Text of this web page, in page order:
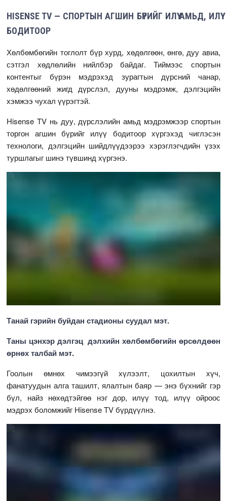
HISENSE TV — СПОРТЫН АГШИН БҮРИЙГ ИЛҮҮ АМЬД, ИЛҮҮ
БОДИТООР
Хөлбөмбөгийн тоглолт бүр хурд, хөдөлгөөн, өнгө, дуу авиа,
сэтгэл хөдлөлийн нийлбэр байдаг. Тиймээс спортын
контентыг бүрэн мэдрэхэд зурагтын дүрсний чанар,
хөдөлгөөний жигд дүрслэл, дууны мэдрэмж, дэлгэцийн
хэмжээ чухал үүрэгтэй.
Hisense TV нь дуу, дүрслэлийн амьд мэдрэмжээр спортын
торгон агшин бүрийг илүү бодитоор хүргэхэд чиглэсэн
технологи, дэлгэцийн шийдлүүдээрээ хэрэглэгчдийн үзэх
туршлагыг шинэ түвшинд хүргэнэ.
Танай гэрийн буйдан стадионы суудал мэт.
Таны цэнхэр дэлгэц дэлхийн хөлбөмбөгийн өрсөлдөөн
өрнөх талбай мэт.
Гоолын өмнөх чимээгүй хүлээлт, цохилтын хүч,
фанатуудын алга ташилт, ялалтын баяр — энэ бүхнийг гэр
бүл, найз нөхөдтэйгөө нэг дор, илүү тод, илүү ойроос
мэдрэх боломжийг Hisense TV бүрдүүлнэ.